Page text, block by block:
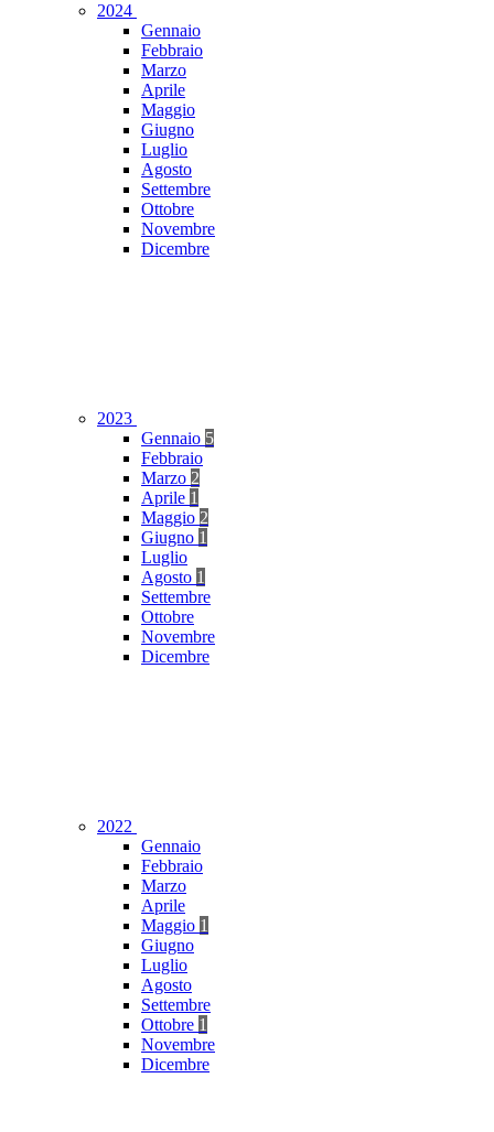
2024
Gennaio
Febbraio
Marzo
Aprile
Maggio
Giugno
Luglio
Agosto
Settembre
Ottobre
Novembre
Dicembre
2023
Gennaio 5
Febbraio
Marzo 2
Aprile 1
Maggio 2
Giugno 1
Luglio
Agosto 1
Settembre
Ottobre
Novembre
Dicembre
2022
Gennaio
Febbraio
Marzo
Aprile
Maggio 1
Giugno
Luglio
Agosto
Settembre
Ottobre 1
Novembre
Dicembre